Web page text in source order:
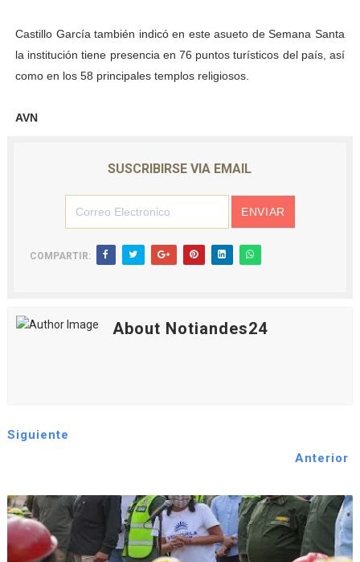
Castillo García también indicó en este asueto de Semana Santa
la institución tiene presencia en 76 puntos turísticos del país, así
como en los 58 principales templos religiosos.
AVN
SUSCRIBIRSE VIA EMAIL
COMPARTIR:
About Notiandes24
Siguiente
Anterior